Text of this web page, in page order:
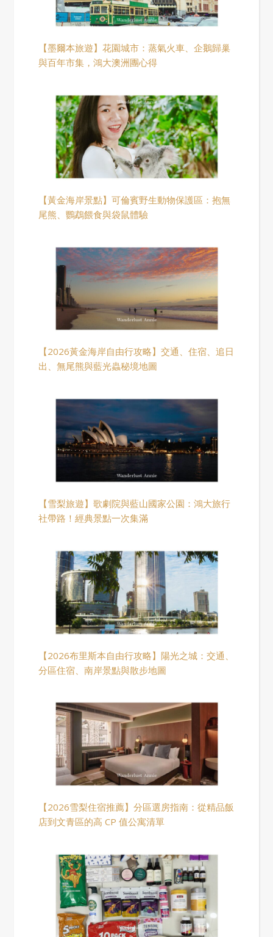
【墨爾本旅遊】花園城市：蒸氣火車、企鵝歸巢
與百年市集，鴻大澳洲團心得
【黃金海岸景點】可倫賓野生動物保護區：抱無
尾熊、鸚鵡餵食與袋鼠體驗
【2026黃金海岸自由行攻略】交通、住宿、追日
出、無尾熊與藍光蟲秘境地圖
【雪梨旅遊】歌劇院與藍山國家公園：鴻大旅行
社帶路！經典景點一次集滿
【2026布里斯本自由行攻略】陽光之城：交通、
分區住宿、南岸景點與散步地圖
【2026雪梨住宿推薦】分區選房指南：從精品飯
店到文青區的高 CP 值公寓清單